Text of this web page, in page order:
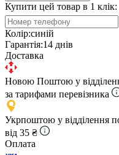
Купити цей товар в 1 клік:
Колір:синій
Гарантія:14 днів
Доставка
Новою Поштою у
за тарифами перевізника
Укрпоштою у відділення
від 35 ₴
Оплата